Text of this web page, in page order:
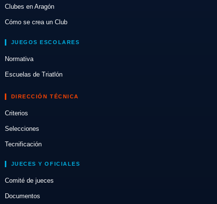
Clubes en Aragón
Cómo se crea un Club
JUEGOS ESCOLARES
Normativa
Escuelas de Triatlón
DIRECCIÓN TÉCNICA
Criterios
Selecciones
Tecnificación
JUECES Y OFICIALES
Comité de jueces
Documentos